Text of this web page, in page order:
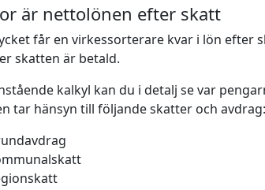
är nettolönen efter skatt
får en virkessorterare kvar i lön efter
skatten är betald.
kalkyl kan du i detalj se var
tar hänsyn till följande skatter och avdrag: